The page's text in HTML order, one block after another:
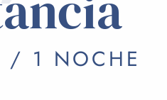
/ 1 NOCHE